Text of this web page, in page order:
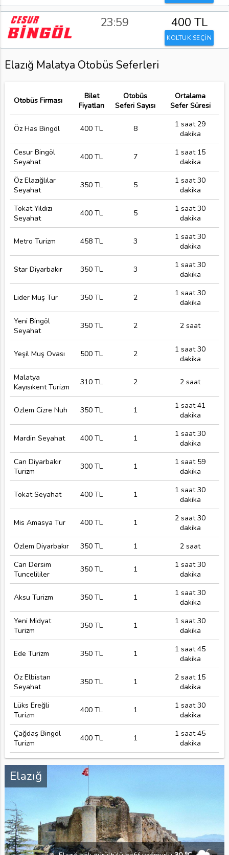
23:59 400 TL
KOLTUK SEÇİN
Elazığ Malatya Otobüs Seferleri
Otobüs Firması
Bilet
Fiyatları
Otobüs
Seferi Sayısı
Ortalama
Sefer Süresi
Öz Has Bingöl 400 TL 8
1 saat 29
dakika
Cesur Bingöl
Seyahat
400 TL 7
1 saat 15
dakika
Öz Elazığlılar
Seyahat
350 TL 5
1 saat 30
dakika
Tokat Yıldızı
Seyahat
400 TL 5
1 saat 30
dakika
Metro Turizm 458 TL 3
1 saat 30
dakika
Star Diyarbakır 350 TL 3
1 saat 30
dakika
Lider Muş Tur 350 TL 2
1 saat 30
dakika
Yeni Bingöl
Seyahat
350 TL 2 2 saat
Yeşil Muş Ovası 500 TL 2
1 saat 30
dakika
Malatya
Kayısıkent Turizm
310 TL 2 2 saat
Özlem Cizre Nuh 350 TL 1
1 saat 41
dakika
Mardin Seyahat 400 TL 1
1 saat 30
dakika
Can Diyarbakır
Turizm
300 TL 1
1 saat 59
dakika
Tokat Seyahat 400 TL 1
1 saat 30
dakika
Mis Amasya Tur 400 TL 1
2 saat 30
dakika
Özlem Diyarbakır
350 TL 1
2 saat
Can Dersim
Tuncelililer
350 TL 1
1 saat 30
dakika
Aksu Turizm 350 TL 1
1 saat 30
dakika
Yeni Midyat
Turizm
350 TL 1
1 saat 30
dakika
Ede Turizm 350 TL 1
1 saat 45
dakika
Öz Elbistan
Seyahat
350 TL 1
2 saat 15
dakika
Lüks Ereğli
Turizm
400 TL 1
1 saat 30
dakika
Çağdaş Bingöl
Turizm
400 TL 1
1 saat 45
dakika
Elazığ